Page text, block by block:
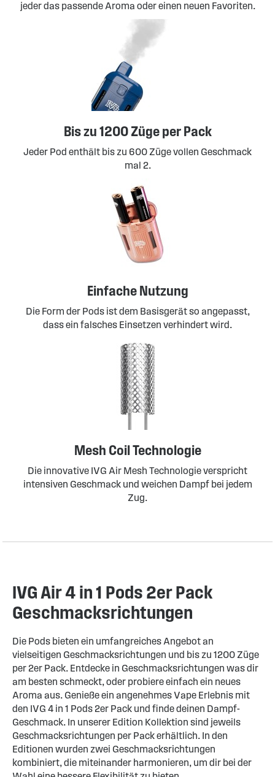
jeder das passende Aroma oder einen neuen Favoriten.
Bis zu 1200 Züge per Pack
Jeder Pod enthält bis zu 600 Züge vollen Geschmack
mal 2.
Einfache Nutzung
Die Form der Pods ist dem Basisgerät so angepasst,
dass ein falsches Einsetzen verhindert wird.
Mesh Coil Technologie
Die innovative IVG Air Mesh Technologie verspricht
intensiven Geschmack und weichen Dampf bei jedem
Zug.
IVG Air 4 in 1 Pods 2er Pack
Geschmacksrichtungen
Die Pods bieten ein umfangreiches Angebot an
vielseitigen Geschmacksrichtungen und bis zu 1200 Züge
per 2er Pack. Entdecke in Geschmacksrichtungen was dir
am besten schmeckt, oder probiere einfach ein neues
Aroma aus. Genieße ein angenehmes Vape Erlebnis mit
den IVG 4 in 1 Pods 2er Pack und finde deinen Dampf-
Geschmack. In unserer Edition Kollektion sind jeweils
Geschmacksrichtungen per Pack erhältlich. In den
Editionen wurden zwei Geschmacksrichtungen
kombiniert, die miteinander harmonieren, um dir bei der